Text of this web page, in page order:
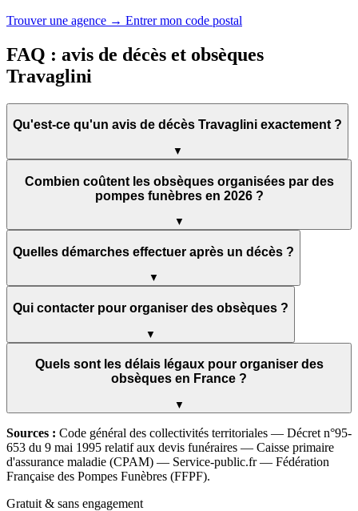
Trouver une agence → Entrer mon code postal
FAQ : avis de décès et obsèques
Travaglini
Qu'est-ce qu'un avis de décès Travaglini exactement ?
▼
Combien coûtent les obsèques organisées par des
pompes funèbres en 2026 ?
▼
Quelles démarches effectuer après un décès ?
▼
Qui contacter pour organiser des obsèques ?
▼
Quels sont les délais légaux pour organiser des
obsèques en France ?
▼
Sources : Code général des collectivités territoriales — Décret n°95-
653 du 9 mai 1995 relatif aux devis funéraires — Caisse primaire
d'assurance maladie (CPAM) — Service-public.fr — Fédération
Française des Pompes Funèbres (FFPF).
Gratuit & sans engagement